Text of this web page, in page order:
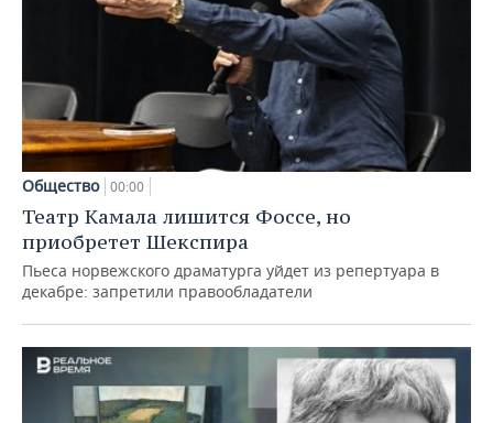
Общество 00:00
Театр Камала лишится Фоссе, но
приобретет Шекспира
Пьеса норвежского драматурга уйдет из репертуара в
декабре: запретили правообладатели